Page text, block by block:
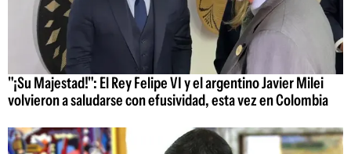
"¡Su Majestad!": El Rey Felipe VI y el argentino Javier Milei
volvieron a saludarse con efusividad, esta vez en Colombia